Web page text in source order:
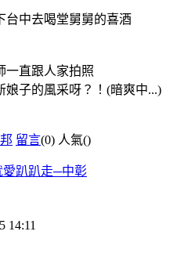
台中去喝堂舅舅的喜酒
一直跟人家拍照
娘子的風采呀？！(暗爽中...)
留言(0) 人氣()
愛趴趴走─中彰
14:11